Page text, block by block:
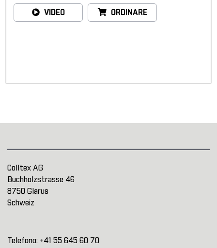
VIDEO ORDINARE
Colltex AG
Buchholzstrasse 46
8750 Glarus
Schweiz
Telefono: +41 55 645 60 70